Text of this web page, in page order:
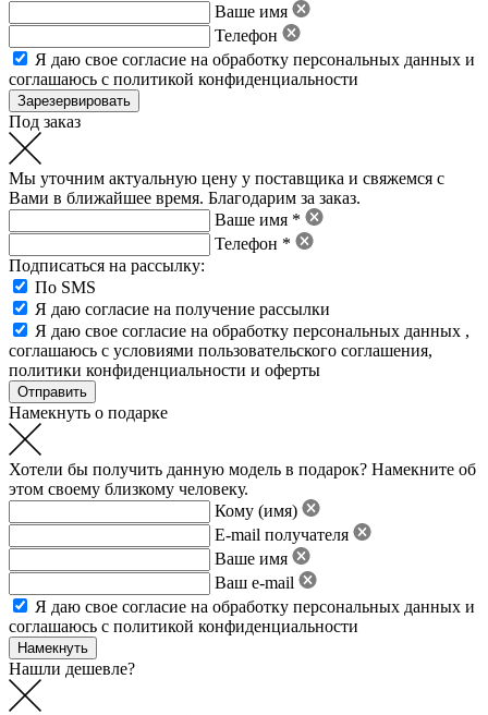
Ваше имя
Телефон
Я даю свое согласие на обработку персональных данных и
соглашаюсь с политикой конфиденциальности
Под заказ
Мы уточним актуальную цену у поставщика и свяжемся с
Вами в ближайшее время. Благодарим за заказ.
Ваше имя *
Телефон *
Подписаться на рассылку:
По SMS
Я даю согласие на получение рассылки
Я даю свое согласие на обработку персональных данных ,
соглашаюсь с условиями пользовательского соглашения,
политики конфиденциальности и оферты
Намекнуть о подарке
Хотели бы получить данную модель в подарок? Намекните об
этом своему близкому человеку.
Кому (имя)
E-mail получателя
Ваше имя
Ваш e-mail
Я даю свое согласие на обработку персональных данных и
соглашаюсь с политикой конфиденциальности
Нашли дешевле?